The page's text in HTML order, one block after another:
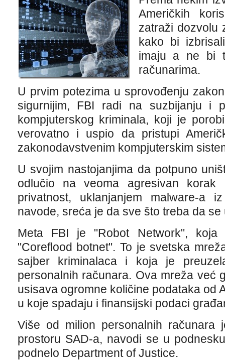
Američkih
zatraži dozvolu
kako bi
imaju a ne bi
računarima.
U prvim potezima u sprovođenju
sigurnijim, FBI radi na suzbijanju i
kompjuterskog kriminala, koji je
verovatno i uspio da pristupi
zakonodavstvenim kompjuterskim
U svojim nastojanjima da potpuno
odlučio na veoma agresivan
privatnost, uklanjanjem malware-a
navode, sreća je da sve što treba da
Meta FBI je "Robot Network",
"Coreflood botnet". To je svetska
sajber kriminalaca i koja je
personalnih računara. Ova mreža već
usisava ogromne količine podataka od
u koje spadaju i finansijski podaci
Više od milion personalnih računara
prostoru SAD-a, navodi se u
podnelo Department of Justice.